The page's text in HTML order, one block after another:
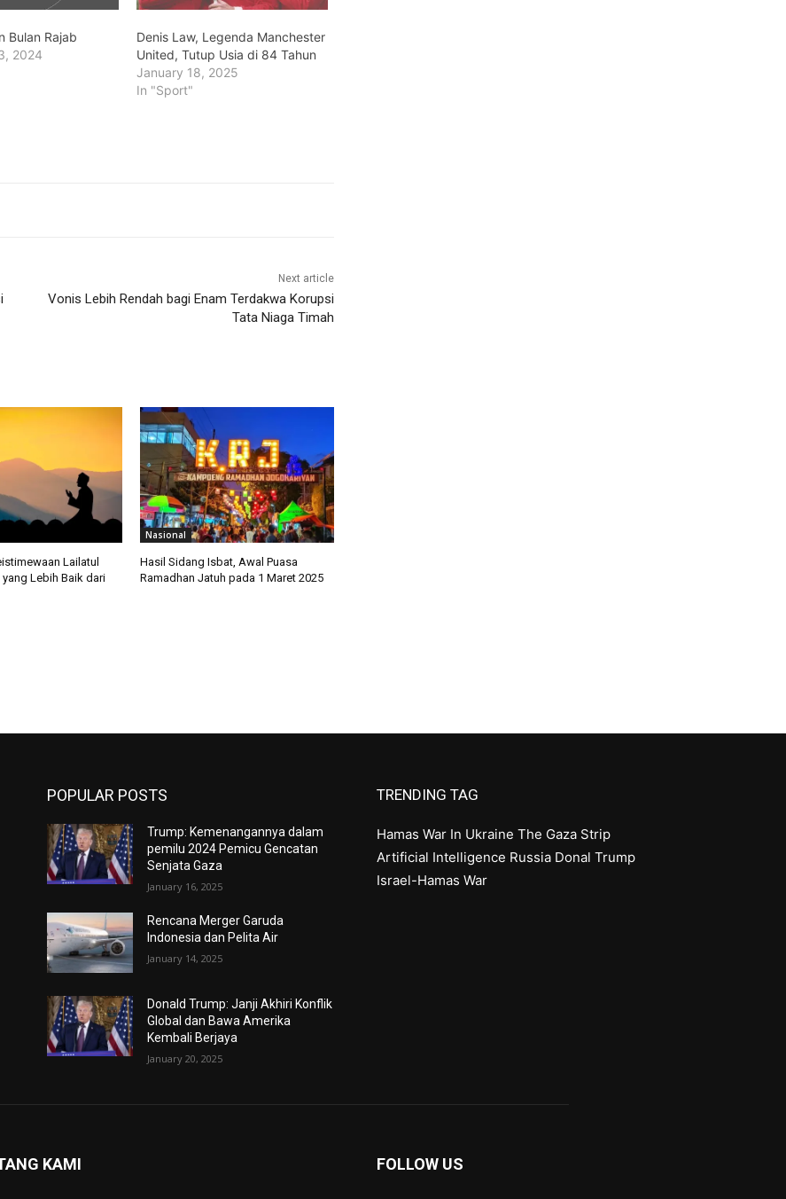
Bulan Rajab
2024
Denis Law, Legenda Manchester
United, Tutup Usia di 84 Tahun
January 18, 2025
In "Sport"
Next article
Vonis Lebih Rendah bagi Enam Terdakwa Korupsi
Tata Niaga Timah
Lailatul
Lebih Baik dari
Nasional
Hasil Sidang Isbat, Awal Puasa
Ramadhan Jatuh pada 1 Maret 2025
POPULAR POSTS
Trump: Kemenangannya dalam
pemilu 2024 Pemicu Gencatan
Senjata Gaza
January 16, 2025
Rencana Merger Garuda
Indonesia dan Pelita Air
January 14, 2025
Donald Trump: Janji Akhiri Konflik
Global dan Bawa Amerika
Kembali Berjaya
January 20, 2025
TRENDING TAG
Hamas War In Ukraine The Gaza Strip
Artificial Intelligence Russia Donal Trump
Israel-Hamas War
KAMI FOLLOW US